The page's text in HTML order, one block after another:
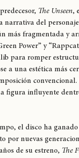
desafiar lo establecido.
The Unseen
narrativa del
más fragmentada y
Power” y
para romper
a una estética más
figura influyente
el disco ha